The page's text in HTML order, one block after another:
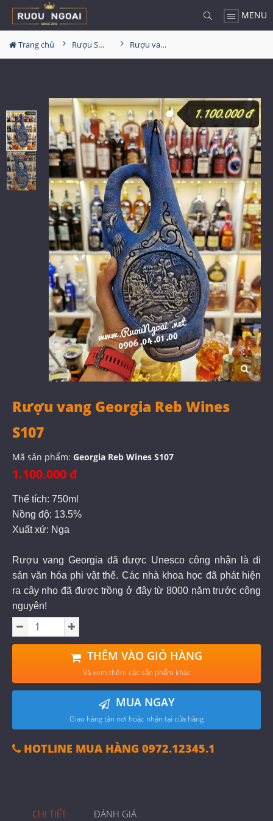
MENU
Trang chủ Rượu Sưu Tầm - Nga Rượu vang Georgia Reb Wines S107
Rượu vang Georgia Reb Wines
S107
Mã sản phẩm: Georgia Reb Wines S107
1.100.000 đ
Thể tích: 750ml
Nồng độ: 13.5%
Xuất xứ: Nga
Rượu vang Georgia đã được Unesco công nhận là di
sản văn hóa phi vật thể. Các nhà khoa học đã phát hiện
ra cây nho đã được trồng ở đây từ 8000 năm trước công
nguyên!
THÊM VÀO GIỎ HÀNG
Và xem thêm các sản phẩm khác
MUA NGAY
Giao hàng tận nơi hoặc nhận tại cửa hàng
HOTLINE MUA HÀNG 0972.12345.1
CHI TIẾT ĐÁNH GIÁ